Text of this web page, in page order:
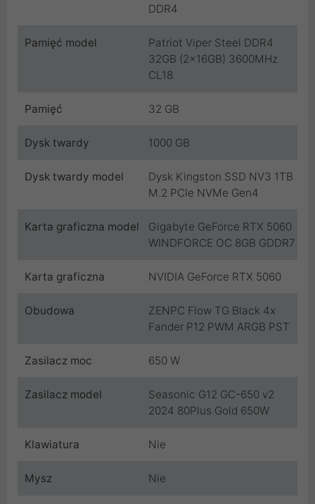
DDR4
Pamięć model
Patriot Viper Steel DDR4
32GB (2x16GB) 3600MHz
CL18
Pamięć 32 GB
Dysk twardy 1000 GB
Dysk twardy model
Dysk Kingston SSD NV3 1TB
M.2 PCIe NVMe Gen4
Karta graficzna model
Gigabyte GeForce RTX 5060
WINDFORCE OC 8GB GDDR7
Karta graficzna NVIDIA GeForce RTX 5060
Obudowa
ZENPC Flow TG Black 4x
Fander P12 PWM ARGB PST
Zasilacz moc 650 W
Zasilacz model
Seasonic G12 GC-650 v2
2024 80Plus Gold 650W
Klawiatura Nie
Mysz Nie